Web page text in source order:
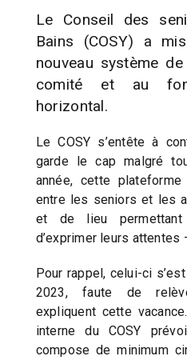
Le Conseil des
Bains (COSY) a
nouveau système
comité et au
horizontal.
Le COSY s’entête à
garde le cap malgré
année, cette
entre les seniors et les
et de lieu
d’exprimer leurs attentes
Pour rappel, celui-ci
2023, faute de
expliquent cette
interne du COSY
compose de minimum